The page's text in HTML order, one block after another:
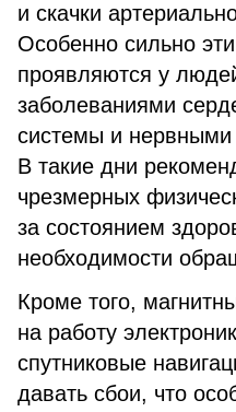
и скачки
Особенно сильно
проявляются у
заболеваниями
системы и нервными
В такие дни
чрезмерных
за состоянием
необходимости
Кроме того,
на работу
спутниковые
давать сбои, что